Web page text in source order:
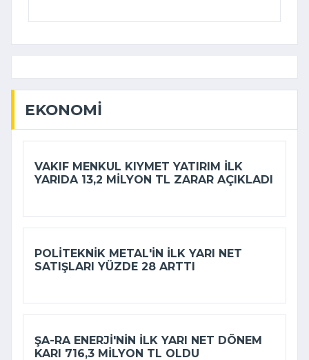
EKONOMI
VAKIF MENKUL KIYMET YATIRIM ILK
YARIDA 13,2 MILYON TL ZARAR AÇIKLADI
POLITEKNIK METAL'IN ILK YARI NET
SATIŞLARI YÜZDE 28 ARTTI
ŞA-RA ENERJI'NIN ILK YARI NET DÖNEM
KARI 716,3 MILYON TL OLDU